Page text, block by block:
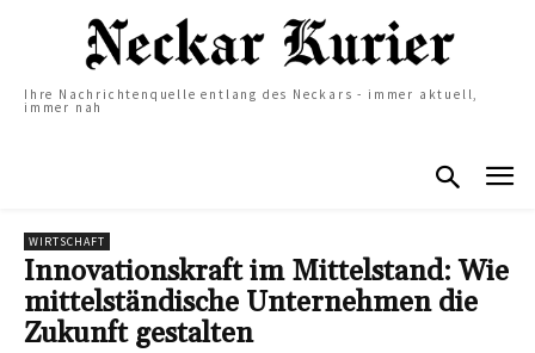
Ihre Nachrichtenquelle entlang des Neckars - immer aktuell,
immer nah
WIRTSCHAFT
Innovationskraft im Mittelstand: Wie
mittelständische Unternehmen die
Zukunft gestalten